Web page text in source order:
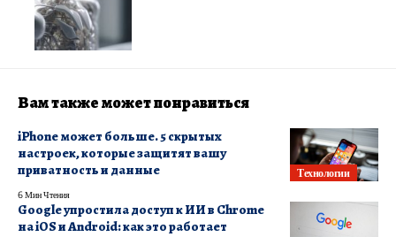
Вам также может понравиться
Технологии
iPhone может больше. 5 скрытых
настроек, которые защитят вашу
приватность и данные
6 Мин Чтения
Google упростила доступ к ИИ в Chrome
на iOS и Android: как это работает